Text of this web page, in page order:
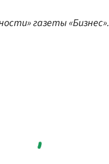
газеты «Бизнес».